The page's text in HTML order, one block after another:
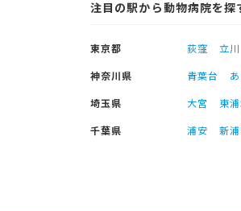
注目の駅から動物病院を探
東京都 荻窪 立川
神奈川県
青葉台
埼玉県
大宮 東
千葉県
浦安 新